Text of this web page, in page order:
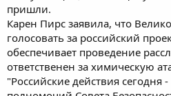
пришли.
Карен Пирс заявила, что
голосовать за российский
обеспечивает проведение
ответственен за химическую
"Российские действия сегодня